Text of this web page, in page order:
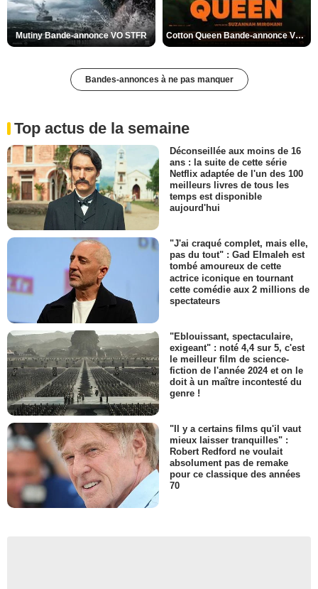
Mutiny Bande-annonce VO STFR Cotton Queen Bande-annonce VO STFR
Bandes-annonces à ne pas manquer
Top actus de la semaine
Déconseillée aux moins de 16
ans : la suite de cette série
Netflix adaptée de l'un des 100
meilleurs livres de tous les
temps est disponible
aujourd'hui
"J'ai craqué complet, mais elle,
pas du tout" : Gad Elmaleh est
tombé amoureux de cette
actrice iconique en tournant
cette comédie aux 2 millions de
spectateurs
"Eblouissant, spectaculaire,
exigeant" : noté 4,4 sur 5, c'est
le meilleur film de science-
fiction de l'année 2024 et on le
doit à un maître incontesté du
genre !
"Il y a certains films qu'il vaut
mieux laisser tranquilles" :
Robert Redford ne voulait
absolument pas de remake
pour ce classique des années
70